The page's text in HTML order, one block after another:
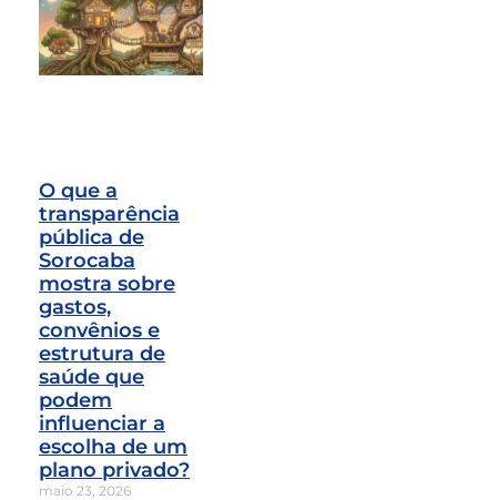
O que a
transparência
pública de
Sorocaba
mostra sobre
gastos,
convênios e
estrutura de
saúde que
podem
influenciar a
escolha de um
plano privado?
maio 23, 2026